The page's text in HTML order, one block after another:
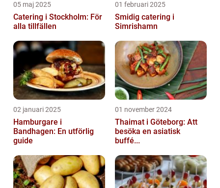
05 maj 2025
Catering i Stockholm: För
alla tillfällen
01 februari 2025
Smidig catering i
Simrishamn
02 januari 2025
Hamburgare i
Bandhagen: En utförlig
guide
01 november 2024
Thaimat i Göteborg: Att
besöka en asiatisk
buffé...